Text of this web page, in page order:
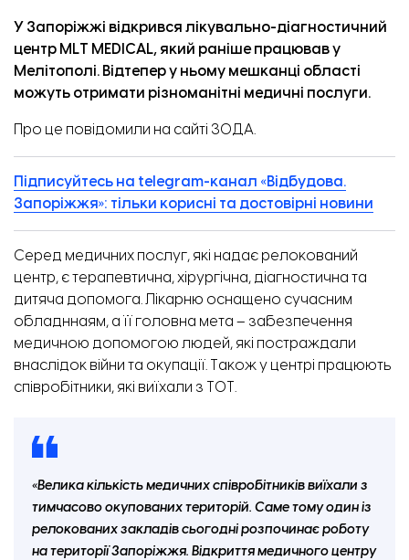
У Запоріжжі відкрився лікувально-діагностичний
центр MLT MEDICAL, який раніше працював у
Мелітополі. Відтепер у ньому мешканці області
можуть отримати різноманітні медичні послуги.
Про це повідомили на сайті ЗОДА.
Підписуйтесь на telegram-канал «Відбудова.
Запоріжжя»: тільки корисні та достовірні новини
Серед медичних послуг, які надає релокований
центр, є терапевтична, хірургічна, діагностична та
дитяча допомога. Лікарню оснащено сучасним
обладннаям, а її головна мета – забезпечення
медичною допомогою людей, які постраждали
внаслідок війни та окупації. Також у центрі працюють
співробітники, які виїхали з ТОТ.
«Велика кількість медичних співробітників виїхали з
тимчасово окупованих територій. Саме тому один із
релокованих закладів сьогодні розпочинає роботу
на території Запоріжжя. Відкриття медичного центру